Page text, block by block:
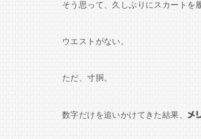
そう思って、久しぶりにスカートを
ウエストがない。
ただ、寸胴。
数字だけを追いかけてきた結果、 メ